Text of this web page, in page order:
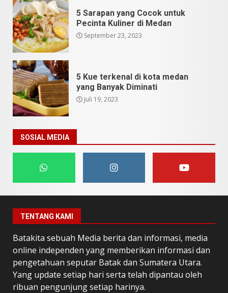
5 Sarapan yang Cocok untuk
Pecinta Kuliner di Medan
September 23, 2023
5 Kue terkenal di kota medan
yang Banyak Diminati
Juli 19, 2023
SOSIAL MEDIA
TENTANG KAMI
Batakita sebuah Media berita dan informasi, media
online independen yang memberikan informasi dan
pengetahuan seputar Batak dan Sumatera Utara.
Yang update setiap hari serta telah dipantau oleh
ribuan pengunjung setiap harinya.